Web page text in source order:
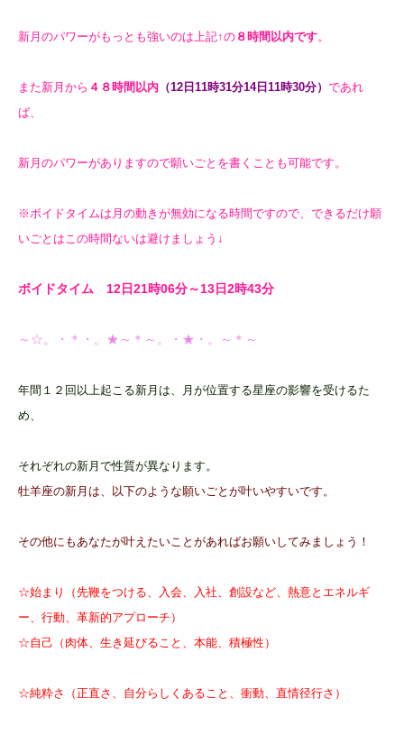
新月のパワーがもっとも強いのは上記↑の ８時間以内です。
また新月から ４８時間以内 （12日11時31分14日11時30分） であれ
ば、
新月のパワーがありますので願いごとを書くことも可能です。
※ボイドタイムは月の動きが無効になる時間ですので、できるだけ願
いごとはこの時間ないは避けましょう↓
ボイドタイム 12日21時06分～13日2時43分
～☆。・＊・。★～＊～。・★・。～＊～
年間１２回以上起こる新月は、月が位置する星座の影響を受けるた
め、
それぞれの新月で性質が異なります。
牡羊座の新月は、以下のような願いごとが叶いやすいです。
その他にもあなたが叶えたいことがあればお願いしてみましょう！
☆始まり（先鞭をつける、入会、入社、創設など、熱意とエネルギ
ー、行動、革新的アプローチ）
☆自己（肉体、生き延びること、本能、積極性）
☆純粋さ（正直さ、自分らしくあること、衝動、直情径行さ）